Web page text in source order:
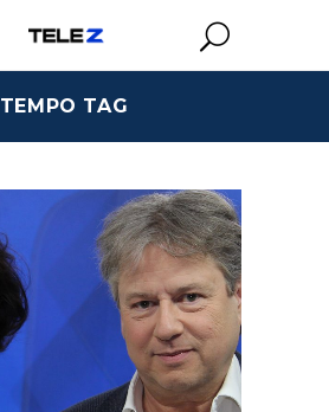
TEMPO TAG